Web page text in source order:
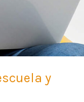
y